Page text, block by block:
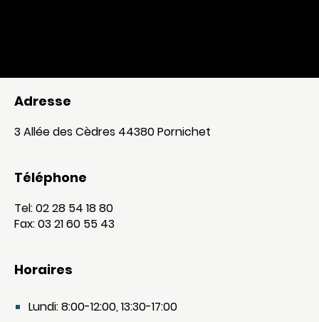
Adresse
3 Allée des Cèdres 44380 Pornichet
Téléphone
Tel: 02 28 54 18 80
Fax: 03 21 60 55 43
Horaires
Lundi: 8:00-12:00, 13:30-17:00